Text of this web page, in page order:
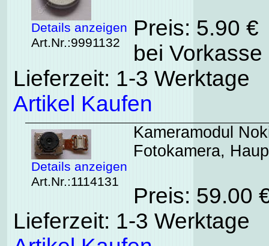
Details anzeigen
Art.Nr.:9991132
Preis: 5.90
bei
Lieferzeit: 1-3 Werktage
Artikel Kaufen
Details anzeigen
Art.Nr.:1114131
Kameramodul
Fotokamera,
Preis: 59.00
Lieferzeit: 1-3 Werktage